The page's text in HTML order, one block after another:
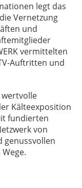
legt das
Vernetzung
und
vermittelten
Auftritten und
wertvolle
Kälteexposition
fundierten
von
genussvollen